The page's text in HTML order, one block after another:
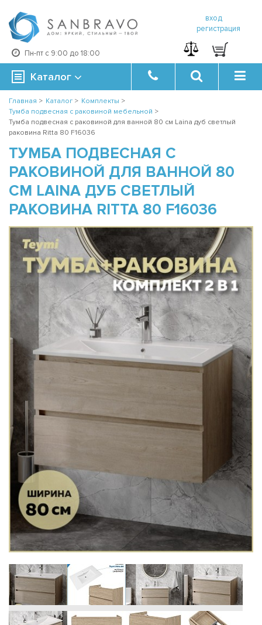
Пн-пт с 9:00 до 18:00
вход
регистрация
Каталог
Главная > Каталог > Комплекты >
Тумба подвесная с раковиной мебельной >
Тумба подвесная с раковиной для ванной 80 см Laina дуб светлый
раковина Ritta 80 F16036
ТУМБА ПОДВЕСНАЯ С
РАКОВИНОЙ ДЛЯ ВАННОЙ 80
СМ LAINA ДУБ СВЕТЛЫЙ
РАКОВИНА RITTA 80 F16036